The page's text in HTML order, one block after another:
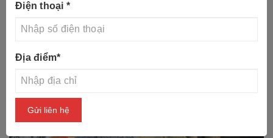
Việt
Điện thoại *
Địa điểm*
Gửi liên hệ